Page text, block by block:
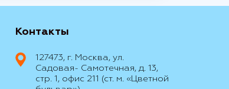
Контакты
127473, г. Москва, ул.
Садовая- Самотечная, д. 13,
стр. 1, офис 211 (ст. м. «Цветной